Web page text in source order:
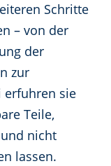
Schritte
– von der
der
zur
erfuhren sie
Teile,
nicht
lassen.